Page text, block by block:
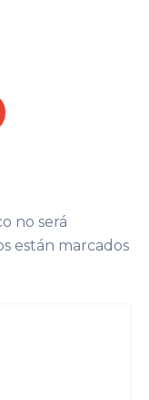
no será
están marcados